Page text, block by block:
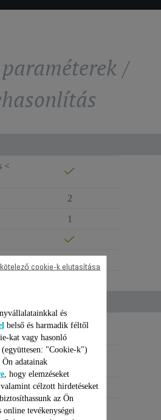
/
<
2
1
és
belső és harmadik féltől
kat vagy hasonló
"Cookie-k")
adatainak
, hogy elemzéseket
célzott hirdetéseket
az Ön
online tevékenységei
cookie-k elutasítása